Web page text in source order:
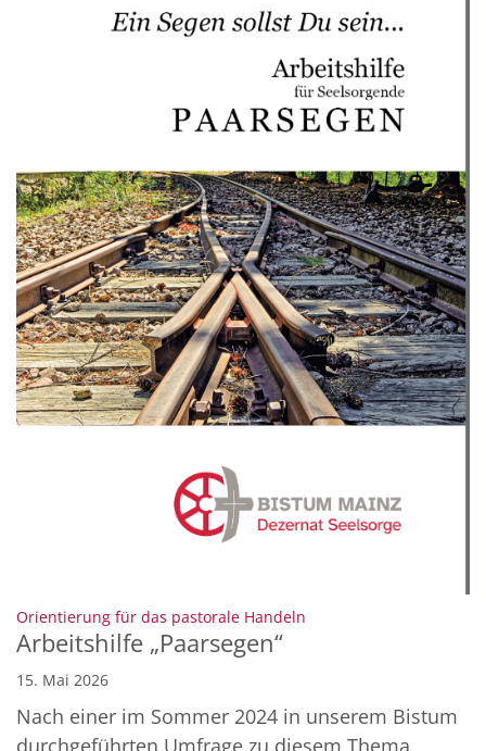
Orientierung für das pastorale Handeln
Arbeitshilfe „Paarsegen“
15. Mai 2026
Nach einer im Sommer 2024 in unserem Bistum
durchgeführten Umfrage zu diesem Thema